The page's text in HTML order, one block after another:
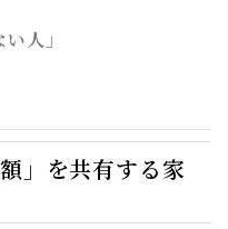
人」
」を共有する家